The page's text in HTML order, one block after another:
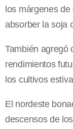
los márgenes
absorber la soja
También agregó
rendimientos
los cultivos
El nordeste
descensos de